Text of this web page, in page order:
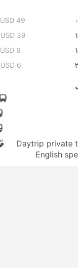
USD 49+
USD 39+
USD 6+
USD 6+
Daytrip private
English